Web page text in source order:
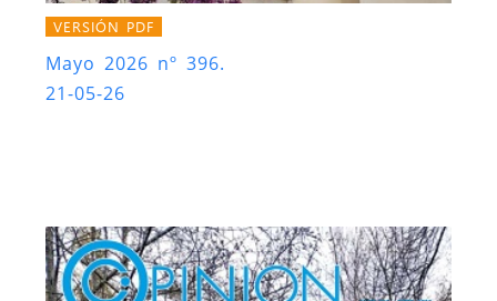
VERSIÓN PDF
Mayo 2026 nº 396.
21-05-26